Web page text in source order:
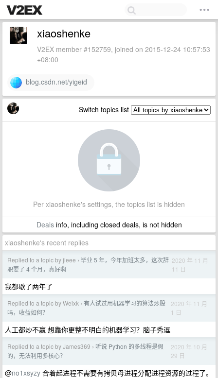
xiaoshenke
V2EX member #152759, joined on 2015-12-24 10:57:53
+08:00
blog.csdn.net/yigeid
Switch topics list
Per xiaoshenke's settings, the topics list is hidden
Dealsinfo, including closed deals, is not hidden
xiaoshenke's recent replies
Replied to a topic by jieee › 毕业 5 年，今年加班太多，这次辞
职耍了 4 个月，真好啊
2020 年 11 月
11 日
我都歇了两年了
Replied to a topic by Weixk › 有人试过用机器学习的算法炒股
吗，收益如何？
2020 年 11 月
1 日
人工都炒不赢 想靠你更整不明白的机器学习？脑子秀逗
Replied to a topic by James369 › 听说 Python 的多线程是假
的，无法利用多核心？
2020 年 10 月
29 日
@no1xsyzy 合着起进程不需要有拷贝母进程分配进程资源的过程了。